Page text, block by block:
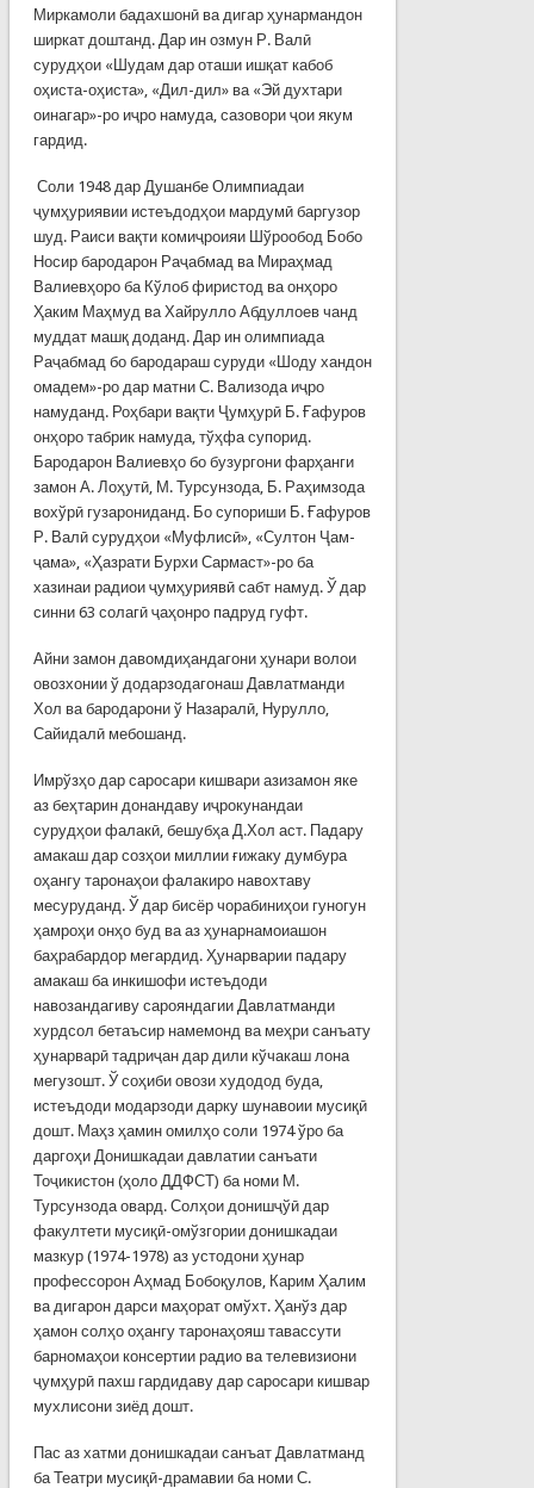
Миркамоли бадахшонӣ ва дигар ҳунармандон
ширкат доштанд. Дар ин озмун Р. Валӣ
сурудҳои «Шудам дар оташи ишқат кабоб
оҳиста-оҳиста», «Дил-дил» ва «Эй духтари
оинагар»-ро иҷро намуда, сазовори ҷои якум
гардид.
Соли 1948 дар Душанбе Олимпиадаи
ҷумҳуриявии истеъдодҳои мардумӣ баргузор
шуд. Раиси вақти комиҷроияи Шўрообод Бобо
Носир бародарон Раҷабмад ва Мираҳмад
Валиевҳоро ба Кўлоб фиристод ва онҳоро
Ҳаким Маҳмуд ва Хайрулло Абдуллоев чанд
муддат машқ доданд. Дар ин олимпиада
Раҷабмад бо бародараш суруди «Шоду хандон
омадем»-ро дар матни С. Вализода иҷро
намуданд. Роҳбари вақти Ҷумҳурӣ Б. Ғафуров
онҳоро табрик намуда, тўҳфа супорид.
Бародарон Валиевҳо бо бузургони фарҳанги
замон А. Лоҳутӣ, М. Турсунзода, Б. Раҳимзода
вохўрӣ гузарониданд. Бо супориши Б. Ғафуров
Р. Валӣ сурудҳои «Муфлисӣ», «Султон Ҷам-
ҷама», «Ҳазрати Бурхи Сармаст»-ро ба
хазинаи радиои ҷумҳуриявӣ сабт намуд. Ў дар
синни 63 солагӣ ҷаҳонро падруд гуфт.
Айни замон давомдиҳандагони ҳунари волои
овозхонии ў додарзодагонаш Давлатманди
Хол ва бародарони ў Назаралӣ, Нурулло,
Сайидалӣ мебошанд.
Имрўзҳо дар саросари кишвари азизамон яке
аз беҳтарин донандаву иҷрокунандаи
сурудҳои фалакӣ, бешубҳа Д.Хол аст. Падару
амакаш дар созҳои миллии ғижаку думбура
оҳангу таронаҳои фалакиро навохтаву
месуруданд. Ў дар бисёр чорабиниҳои гуногун
ҳамроҳи онҳо буд ва аз ҳунарнамоиашон
баҳрабардор мегардид. Ҳунарварии падару
амакаш ба инкишофи истеъдоди
навозандагиву сарояндагии Давлатманди
хурдсол бетаъсир намемонд ва меҳри санъату
ҳунарварӣ тадриҷан дар дили кўчакаш лона
мегузошт. Ў соҳиби овози худодод буда,
истеъдоди модарзоди дарку шунавоии мусиқӣ
дошт. Маҳз ҳамин омилҳо соли 1974 ўро ба
даргоҳи Донишкадаи давлатии санъати
Тоҷикистон (ҳоло ДДФСТ) ба номи М.
Турсунзода овард. Солҳои донишҷўӣ дар
факултети мусиқӣ-омўзгории донишкадаи
мазкур (1974-1978) аз устодони ҳунар
профессорон Аҳмад Бобоқулов, Карим Ҳалим
ва дигарон дарси маҳорат омўхт. Ҳанўз дар
ҳамон солҳо оҳангу таронаҳояш тавассути
барномаҳои консертии радио ва телевизиони
ҷумҳурӣ пахш гардидаву дар саросари кишвар
мухлисони зиёд дошт.
Пас аз хатми донишкадаи санъат Давлатманд
ба Театри мусиқӣ-драмавии ба номи С.